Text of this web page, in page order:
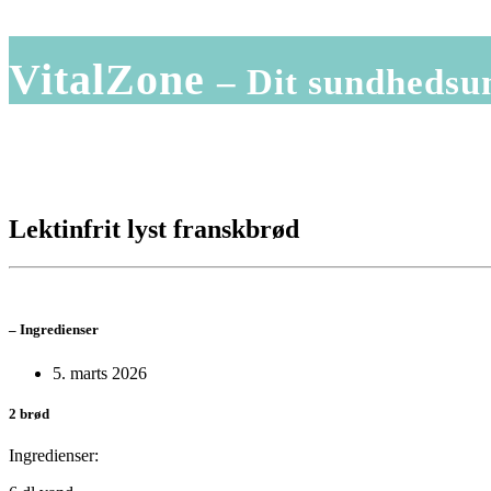
VitalZone– Dit
Lektinfrit lyst franskbrød
– Ingredienser
5. marts 2026
2 brød
Ingredienser: